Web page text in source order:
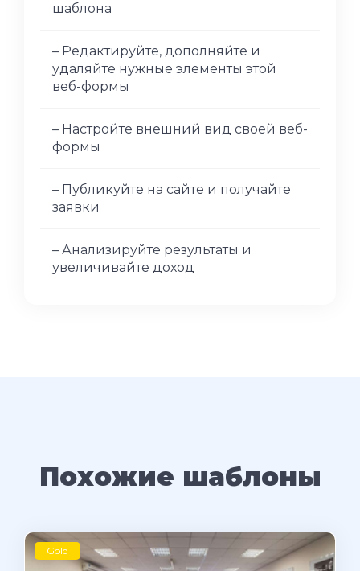
шаблона
– Редактируйте, дополняйте и
удаляйте нужные элементы этой
веб-формы
– Настройте внешний вид своей веб-
формы
– Публикуйте на сайте и получайте
заявки
– Анализируйте результаты и
увеличивайте доход
Похожие шаблоны
Gold